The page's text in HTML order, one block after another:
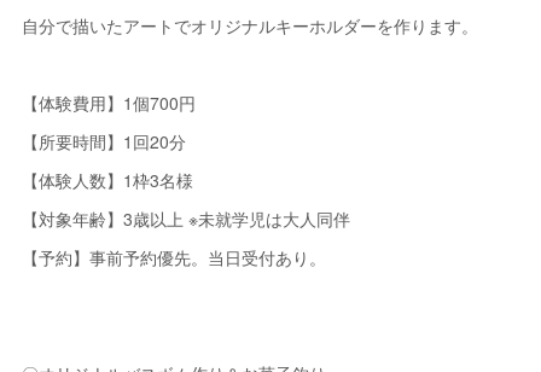
自分で描いたアートでオリジナルキーホルダーを作ります。
【体験費用】1個700円
【所要時間】1回20分
【体験人数】1枠3名様
【対象年齢】3歳以上 ※未就学児は大人同伴
【予約】事前予約優先。当日受付あり。